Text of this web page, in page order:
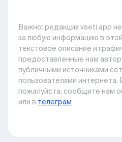
Важно: pедакция vseti.app
за любую информацию в этой
текстовое описание и
предоставленные нам
публичными источниками
пользователями интернета.
пожалуйста, сообщите нам
или в телеграм